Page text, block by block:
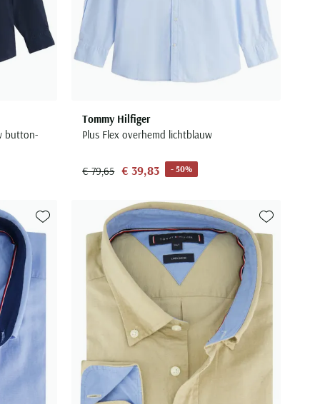
button-
Tommy Hilfiger
Plus Flex overhemd lichtblauw
€ 79,65 € 39,83 - 50%
Toevoegen aan favorieten Toevoegen